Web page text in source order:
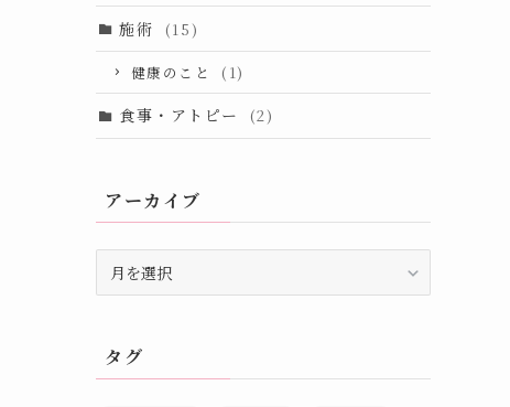
施術 (15)
健康のこと (1)
食事・アトピー (2)
アーカイブ
ー
ブ
タグ